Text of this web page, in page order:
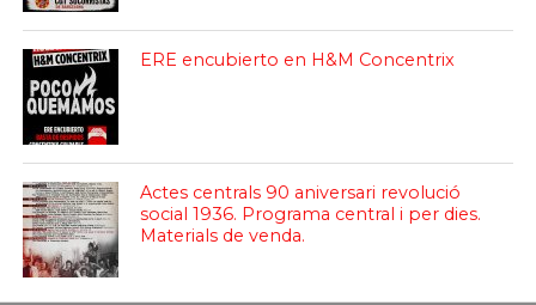
ERE encubierto en H&M Concentrix
Actes centrals 90 aniversari revolució
social 1936. Programa central i per dies.
Materials de venda.